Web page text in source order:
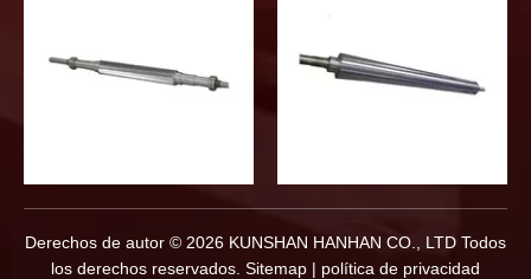
Derechos de autor © 2026 KUNSHAN HANHAN CO., LTD Todos
los derechos reservados. Sitemap | política de privacidad